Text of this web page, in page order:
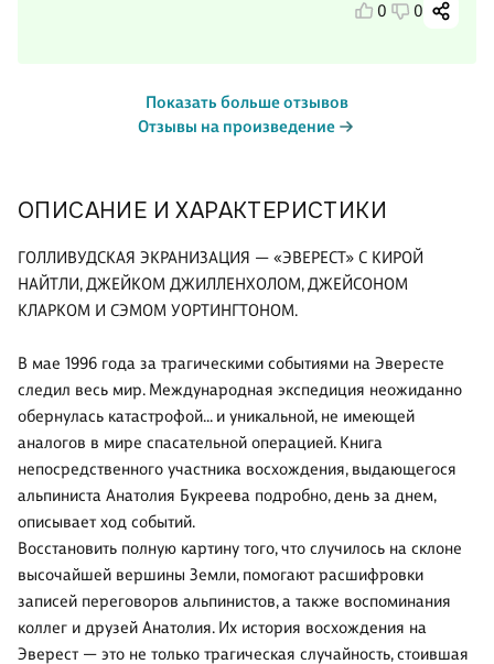
ОПИСАНИЕ И ХАРАКТЕРИСТИКИ
ГОЛЛИВУДСКАЯ ЭКРАНИЗАЦИЯ — «ЭВЕРЕСТ» С КИРОЙ
НАЙТЛИ, ДЖЕЙКОМ ДЖИЛЛЕНХОЛОМ, ДЖЕЙСОНОМ
КЛАРКОМ И СЭМОМ УОРТИНГТОНОМ.
В мае 1996 года за трагическими событиями на Эвересте
следил весь мир. Международная экспедиция неожиданно
обернулась катастрофой... и уникальной, не имеющей
аналогов в мире спасательной операцией. Книга
непосредственного участника восхождения, выдающегося
альпиниста Анатолия Букреева подробно, день за днем,
описывает ход событий.
Восстановить полную картину того, что случилось на склоне
высочайшей вершины Земли, помогают расшифровки
записей переговоров альпинистов, а также воспоминания
коллег и друзей Анатолия. Их история восхождения на
Эверест — это не только трагическая случайность, стоившая
0 0
Показать больше отзывов
Отзывы на произведение